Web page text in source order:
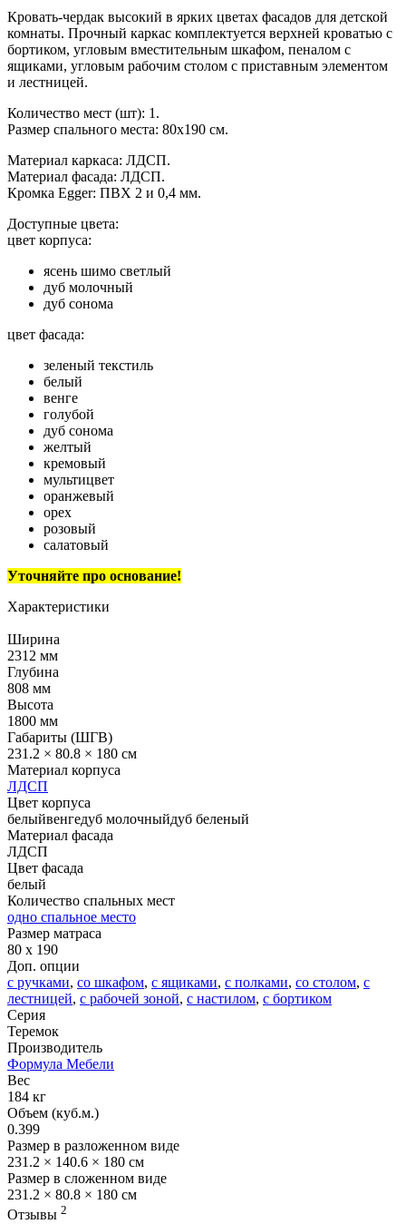
Кровать-чердак высокий в ярких цветах фасадов для детской
комнаты. Прочный каркас комплектуется верхней кроватью с
бортиком, угловым вместительным шкафом, пеналом с
ящиками, угловым рабочим столом с приставным элементом
и лестницей.
Количество мест (шт): 1.
Размер спального места: 80х190 см.
Материал каркаса: ЛДСП.
Материал фасада: ЛДСП.
Кромка Egger: ПВХ 2 и 0,4 мм.
Доступные цвета:
цвет корпуса:
ясень шимо светлый
дуб молочный
дуб сонома
цвет фасада:
зеленый текстиль
белый
венге
голубой
дуб сонома
желтый
кремовый
мультицвет
оранжевый
орех
розовый
салатовый
Уточняйте про основание!
Характеристики
Ширина
2312 мм
Глубина
808 мм
Высота
1800 мм
Габариты (ШГВ)
231.2 × 80.8 × 180 см
Материал корпуса
ЛДСП
Цвет корпуса
белыйвенгедуб молочныйдуб беленый
Материал фасада
ЛДСП
Цвет фасада
белый
Количество спальных мест
одно спальное место
Размер матраса
80 x 190
Доп. опции
с ручками, со шкафом, с ящиками, с полками, со столом, с
лестницей, с рабочей зоной, с настилом, с бортиком
Серия
Теремок
Производитель
Формула Мебели
Вес
184 кг
Объем (куб.м.)
0.399
Размер в разложенном виде
231.2 × 140.6 × 180 см
Размер в сложенном виде
231.2 × 80.8 × 180 см
Отзывы 2